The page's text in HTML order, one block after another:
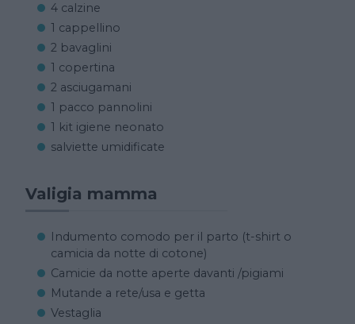
4 calzine
1 cappellino
2 bavaglini
1 copertina
2 asciugamani
1 pacco pannolini
1 kit igiene neonato
salviette umidificate
Valigia mamma
Indumento comodo per il parto (t-shirt o
camicia da notte di cotone)
Camicie da notte aperte davanti /pigiami
Mutande a rete/usa e getta
Vestaglia